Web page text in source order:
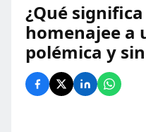
¿Qué
homenajee a
polémica y